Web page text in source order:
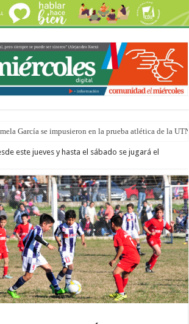
García se impusieron en la prueba atlética de la
canción: 100 años de Aníbal Sampayo
este jueves y hasta el sábado se jugará el